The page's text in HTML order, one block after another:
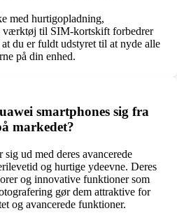
med hurtigopladning,
værktøj til SIM-kortskift forbedrer
du er fuldt udstyret til at nyde alle
på din enhed.
smartphones sig fra
markedet?
ud med deres avancerede
og hurtige ydeevne. Deres
og innovative funktioner som
gør dem attraktive for
og avancerede funktioner.